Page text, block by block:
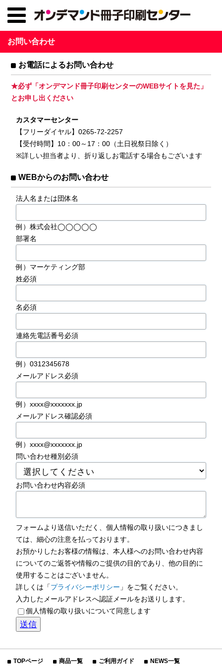
お問い合わせ
お電話によるお問い合わせ
★必ず「オンデマンド冊子印刷センターのWEBサイトを見た」
とお申し出ください
カスタマーセンター
【フリーダイヤル】0265-72-2257
【受付時間】10：00～17：00（土日祝祭日除く）
※詳しい担当者より、折り返しお電話する場合もございます
WEBからのお問い合わせ
法人名または団体名
例）株式会社◯◯◯◯◯
部署名
例）マーケティング部
姓必須
名必須
連絡先電話番号必須
例）0312345678
メールアドレス必須
例）xxxx@xxxxxxx.jp
メールアドレス確認必須
例）xxxx@xxxxxxx.jp
問い合わせ種別 必須
お問い合わせ内容必須
フォームより送信いただく、個人情報の取り扱いにつきまし
ては、細心の注意を払っております。
お預かりしたお客様の情報は、本人様へのお問い合わせ内容
についてのご返答や情報のご提供の目的であり、他の目的に
使用することはございません。
詳しくは「プライバシーポリシー 」をご覧ください。
入力したメールアドレスへ認証メールをお送りします。
個人情報の取り扱いについて同意します
TOPページ 商品一覧 ご利用ガイド NEWS一覧